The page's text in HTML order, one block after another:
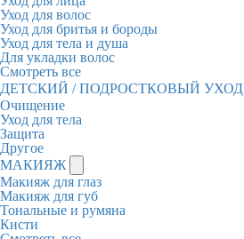
Уход для волос
Уход для бритья и бороды
Уход для тела и душа
Для укладки волос
Смотреть все
ДЕТСКИЙ / ПОДРОСТКОВЫЙ УХОД
Очищение
Уход для тела
Защита
Другое
МАКИЯЖ
Макияж для глаз
Макияж для губ
Тональные и румяна
Кисти